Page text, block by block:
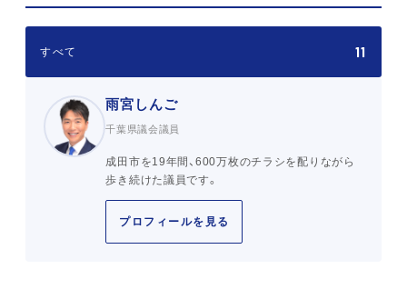
すべて 11
雨宮しんご
千葉県議会議員
成田市を19年間、600万枚のチラシを配りながら
歩き続けた議員です。
プロフィールを見る